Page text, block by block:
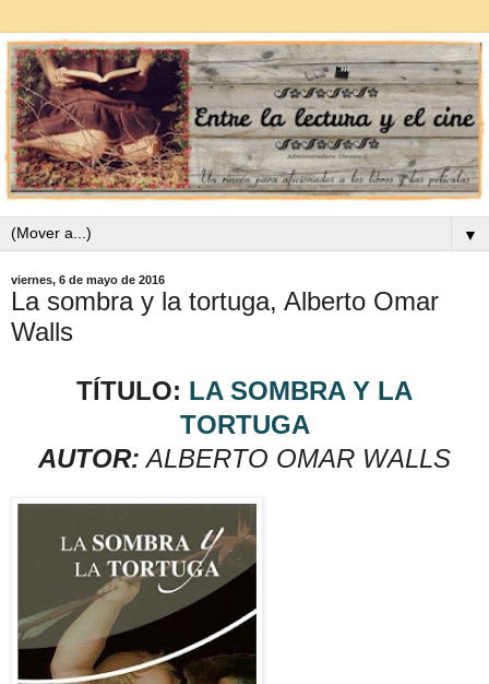
▼
viernes, 6 de mayo de 2016
La sombra y la tortuga, Alberto Omar
Walls
TÍTULO: LA SOMBRA Y LA
TORTUGA
AUTOR: ALBERTO OMAR WALLS